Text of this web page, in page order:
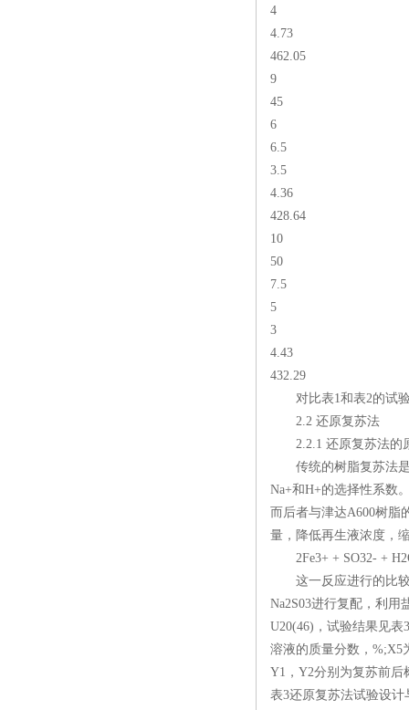
4
4.73
462.05
9
45
6
6.5
3.5
4.36
428.64
10
50
7.5
5
3
4.43
432.29
对比表1和表2的试验
2.2 还原复苏法
2.2.1 还原复苏法的
传统的树脂复苏法是
Na+和H+的选择性系数
而后者与津达A600树脂
量，降低再生液浓度，
2Fe3+ + SO32- +
这一反应进行的比较*
Na2S03进行复配，利
U20(46)，试验结果见表
溶液的质量分数，%;X5
Y1，Y2分别为复苏前后
表3还原复苏法试验设计